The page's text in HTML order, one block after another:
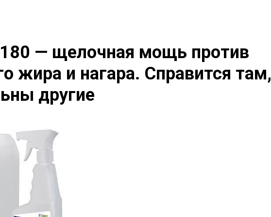
— щелочная мощь против
жира и нагара. Справится там,
другие